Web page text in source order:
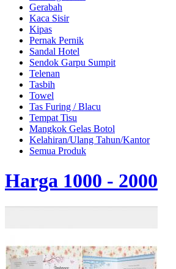
Gerabah
Kaca Sisir
Kipas
Pernak Pernik
Sandal Hotel
Sendok Garpu Sumpit
Telenan
Tasbih
Towel
Tas Furing / Blacu
Tempat Tisu
Mangkok Gelas Botol
Kelahiran/Ulang Tahun/Kantor
Semua Produk
Harga 1000 - 2000